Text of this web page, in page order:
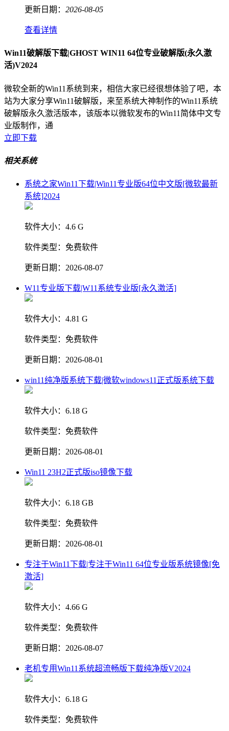
更新日期： 2026-08-05
查看详情
Win11破解版下载|GHOST WIN11 64位专业破解版(永久激
活)V2024
微软全新的Win11系统到来，相信大家已经很想体验了吧，本
站为大家分享Win11破解版，来至系统大神制作的Win11系统
破解版永久激活版本，该版本以微软发布的Win11简体中文专
业版制作，通
立即下载
相关系统
系统之家Win11下载|Win11专业版64位中文版[微软最新
系统]2024
软件大小： 4.6 G
软件类型： 免费软件
更新日期： 2026-08-07
W11专业版下载|W11系统专业版[永久激活]
软件大小： 4.81 G
软件类型： 免费软件
更新日期： 2026-08-01
win11纯净版系统下载|微软windows11正式版系统下载
软件大小： 6.18 G
软件类型： 免费软件
更新日期： 2026-08-01
Win11 23H2正式版iso镜像下载
软件大小： 6.18 GB
软件类型： 免费软件
更新日期： 2026-08-01
专注于Win11下载|专注于Win11 64位专业版系统镜像[免
激活]
软件大小： 4.66 G
软件类型： 免费软件
更新日期： 2026-08-07
老机专用Win11系统超流畅版下载纯净版V2024
软件大小： 6.18 G
软件类型： 免费软件